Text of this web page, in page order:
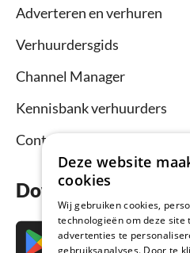
Adverteren en verhuren
Verhuurdersgids
Channel Manager
Kennisbank verhuurders
Contact
Download nu de app
Deze website
cookies
Wij gebruiken cookies,
technologieën om deze
advertenties te
gebruiksanalyses. Door te